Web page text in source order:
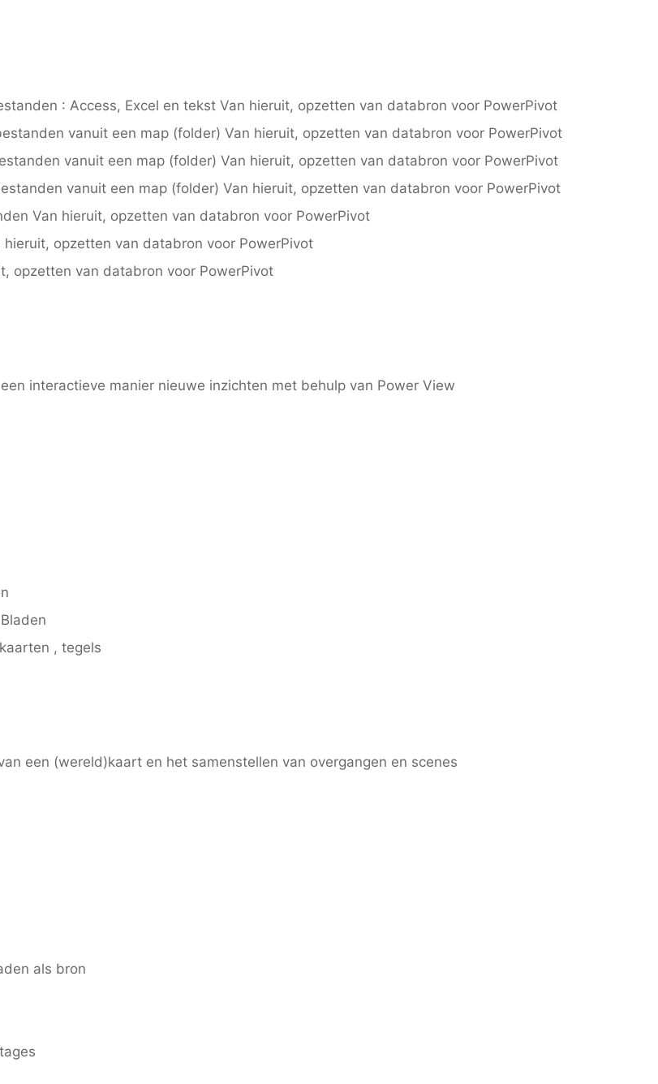
: Access, Excel en tekst Van hieruit, opzetten van databron voor PowerPivot
vanuit een map (folder) Van hieruit, opzetten van databron voor PowerPivot
vanuit een map (folder) Van hieruit, opzetten van databron voor PowerPivot
vanuit een map (folder) Van hieruit, opzetten van databron voor PowerPivot
Van hieruit, opzetten van databron voor PowerPivot
opzetten van databron voor PowerPivot
opzetten van databron voor PowerPivot
interactieve manier nieuwe inzichten met behulp van Power View
, tegels
een (wereld)kaart en het samenstellen van overgangen en scenes
als bron